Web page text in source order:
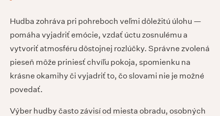
Hudba zohráva pri pohreboch veľmi dôležitú úlohu —
pomáha vyjadriť emócie, vzdať úctu zosnulému a
vytvoriť atmosféru dôstojnej rozlúčky. Správne zvolená
pieseň môže priniesť chvíľu pokoja, spomienku na
krásne okamihy či vyjadriť to, čo slovami nie je možné
povedať.
Výber hudby často závisí od miesta obradu, osobných